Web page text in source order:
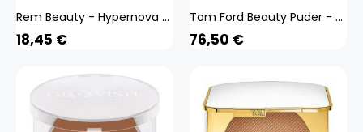
Rem Beauty - Hypernova - Puder-blush - hypernova Satin Mat Blush - Peach Planet
18,45 €
Tom Ford Beauty Puder - Shade & Illuminate Highlighting Duo ( Imoonlight )
76,50 €